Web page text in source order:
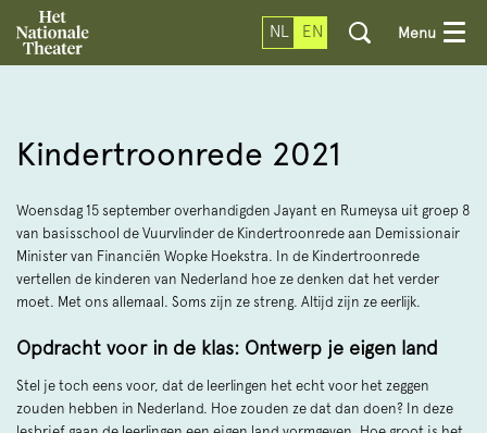
NL EN Menu
Kindertroonrede 2021
Woensdag 15 september overhandigden Jayant en Rumeysa uit groep 8
van basisschool de Vuurvlinder de Kindertroonrede aan Demissionair
Minister van Financiën Wopke Hoekstra. In de Kindertroonrede
vertellen de kinderen van Nederland hoe ze denken dat het verder
moet. Met ons allemaal. Soms zijn ze streng. Altijd zijn ze eerlijk.
Opdracht voor in de klas: Ontwerp je eigen land
Stel je toch eens voor, dat de leerlingen het echt voor het zeggen
zouden hebben in Nederland. Hoe zouden ze dat dan doen? In deze